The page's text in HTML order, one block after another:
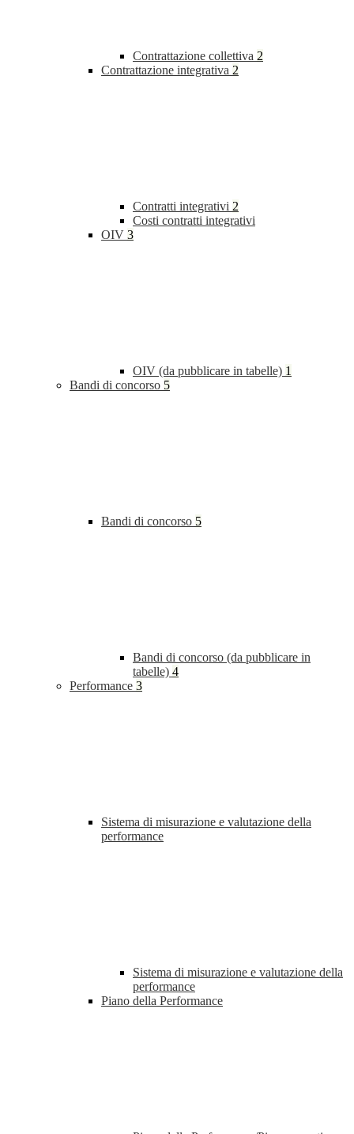
Contrattazione collettiva 2
Contrattazione integrativa 2
Contratti integrativi 2
Costi contratti integrativi
OIV 3
OIV (da pubblicare in tabelle) 1
Bandi di concorso 5
Bandi di concorso 5
Bandi di concorso (da pubblicare in
tabelle) 4
Performance 3
Sistema di misurazione e valutazione della
performance
Sistema di misurazione e valutazione della
performance
Piano della Performance